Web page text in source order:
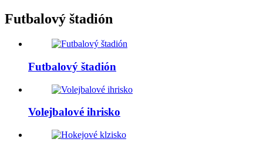
Futbalový štadión
Futbalový štadión
Volejbalové ihrisko